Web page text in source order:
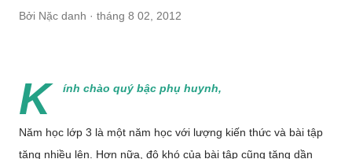
Bởi Nặc danh tháng 8 02, 2012
K ính chào quý bậc phụ huynh,
Năm học lớp 3 là một năm học với lượng kiến thức và bài tập
tăng nhiều lên. Hơn nữa, độ khó của bài tập cũng tăng dần